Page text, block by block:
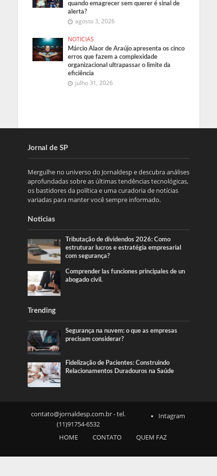
quando emagrecer sem querer é sinal de
alerta?
agosto 3, 2026
NOTICIAS
Márcio Alaor de Araújo apresenta os cinco
erros que fazem a complexidade
organizacional ultrapassar o limite da
eficiência
julho 31, 2026
Jornal de SP
Mergulhe no universo do Jornaldesp e descubra análises
aprofundadas sobre as últimas tendências tecnológicas,
os bastidores da política e uma curadoria de notícias
variadas para manter você sempre informado.
Noticias
Tributação de dividendos 2026: Como
estruturar lucros e estratégia empresarial
com segurança?
Comprender las funciones principales de un
abogado civil.
Trending
Segurança na nuvem: o que as empresas
precisam considerar?
Fidelização de Pacientes: Construindo
Relacionamentos Duradouros na Saúde
contato@jornaldesp.com.br- tel.
(11)91754-6532
Intagram
HOME CONTATO QUEM FAZ